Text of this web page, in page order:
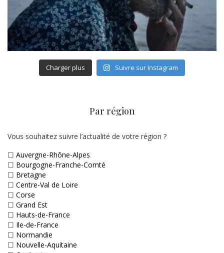
Charger plus Suivre sur Instagram
Par région
Vous souhaitez suivre l’actualité de votre région ?
☐ Auvergne-Rhône-Alpes
☐ Bourgogne-Franche-Comté
☐ Bretagne
☐ Centre-Val de Loire
☐ Corse
☐ Grand Est
☐ Hauts-de-France
☐ Ile-de-France
☐ Normandie
☐ Nouvelle-Aquitaine